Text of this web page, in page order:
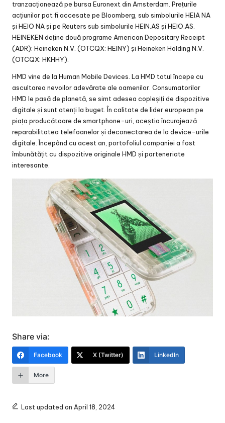
tranzacționează pe bursa Euronext din Amsterdam. Prețurile
acțiunilor pot fi accesate pe Bloomberg, sub simbolurile HEIA NA
și HEIO NA și pe Reuters sub simbolurile HEIN.AS și HEIO.AS.
HEINEKEN deține două programe American Depositary Receipt
(ADR): Heineken N.V. (OTCQX: HEINY) și Heineken Holding N.V.
(OTCQX: HKHHY).
HMD vine de la Human Mobile Devices. La HMD totul începe cu
ascultarea nevoilor adevărate ale oamenilor. Consumatorilor
HMD le pasă de planetă, se simt adesea copleșiți de dispozitive
digitale și sunt atenți la buget. În calitate de lider european pe
piața producătoare de smartphone-uri, aceștia încurajează
reparabilitatea telefoanelor și deconectarea de la device-urile
digitale. Începând cu acest an, portofoliul companiei a fost
îmbunătățit cu dispozitive originale HMD și parteneriate
interesante.
Share via:
Facebook X (Twitter) LinkedIn
More
Last updated on April 18, 2024